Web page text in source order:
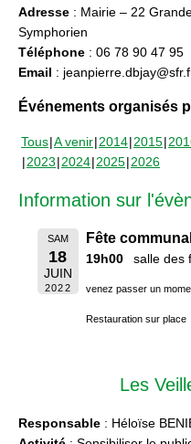
Adresse : Mairie – 22
Symphorien
Téléphone : 06 78 90 47 95
Email :
Événements organisés
Tous A venir 2014 2015
2023 2024 2025 2026
Information sur
SAM
18
JUIN
2022
Fête
19h00 salle des
venez passer un
Restauration sur place
Les
Responsable : Héloïse